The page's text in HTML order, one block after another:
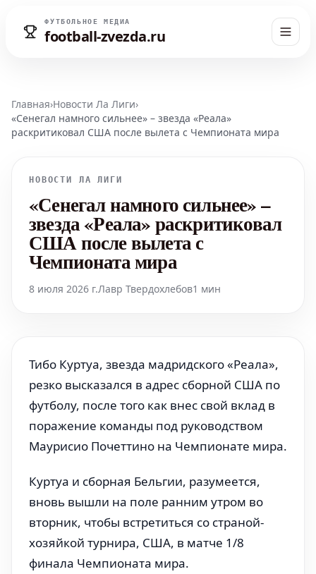
ФУТБОЛЬНОЕ МЕДИА
football-zvezda.ru
Главная›Новости Ла Лиги›
«Сенегал намного сильнее» – звезда «Реала»
раскритиковал США после вылета с Чемпионата мира
НОВОСТИ ЛА ЛИГИ
«Сенегал намного сильнее» –
звезда «Реала» раскритиковал
США после вылета с
Чемпионата мира
8 июля 2026 г.Лавр Твердохлебов1 мин
Тибо Куртуа, звезда мадридского «Реала»,
резко высказался в адрес сборной США по
футболу, после того как внес свой вклад в
поражение команды под руководством
Маурисио Почеттино на Чемпионате мира.
Куртуа и сборная Бельгии, разумеется,
вновь вышли на поле ранним утром во
вторник, чтобы встретиться со страной-
хозяйкой турнира, США, в матче 1/8
финала Чемпионата мира.